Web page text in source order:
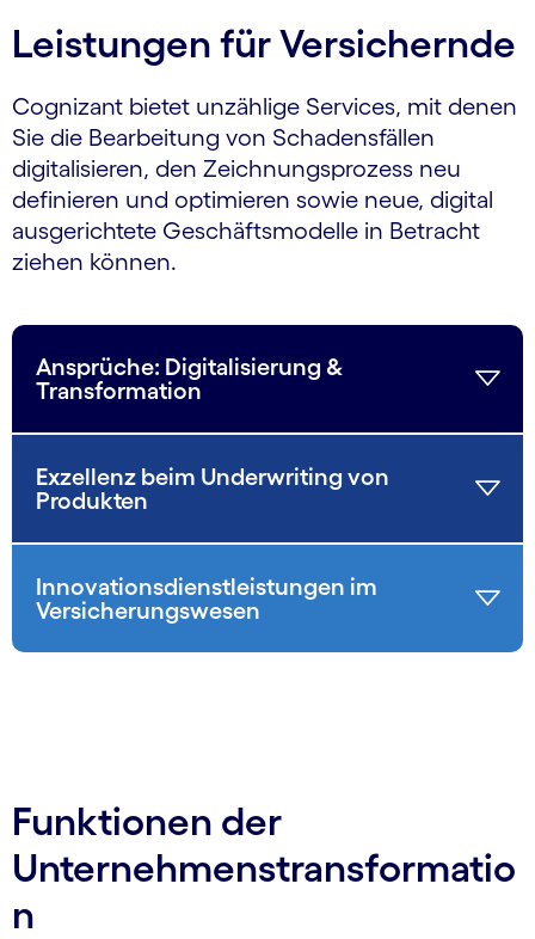
Leistungen für Versichernde
Cognizant bietet unzählige Services, mit denen
Sie die Bearbeitung von Schadensfällen
digitalisieren, den Zeichnungsprozess neu
definieren und optimieren sowie neue, digital
ausgerichtete Geschäftsmodelle in Betracht
ziehen können.
Ansprüche: Digitalisierung &
Transformation
Exzellenz beim Underwriting von
Produkten
Innovationsdienstleistungen im
Versicherungswesen
Funktionen der
Unternehmenstransformatio
n